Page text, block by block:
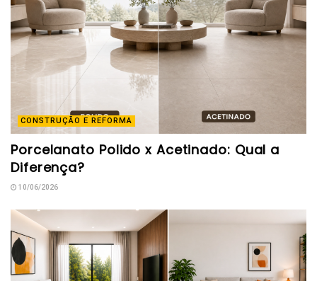
CONSTRUÇÃO E REFORMA
Porcelanato Polido x Acetinado: Qual a
Diferença?
10/06/2026